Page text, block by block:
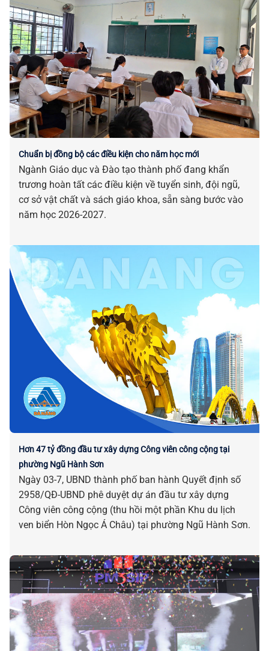
Chuẩn bị đồng bộ các điều kiện cho năm học mới
Ngành Giáo dục và Đào tạo thành phố đang khẩn
trương hoàn tất các điều kiện về tuyển sinh, đội ngũ,
cơ sở vật chất và sách giáo khoa, sẵn sàng bước vào
năm học 2026-2027.
Hơn 47 tỷ đồng đầu tư xây dựng Công viên công cộng tại
phường Ngũ Hành Sơn
Ngày 03-7, UBND thành phố ban hành Quyết định số
2958/QĐ-UBND phê duyệt dự án đầu tư xây dựng
Công viên công cộng (thu hồi một phần Khu du lịch
ven biển Hòn Ngọc Á Châu) tại phường Ngũ Hành Sơn.